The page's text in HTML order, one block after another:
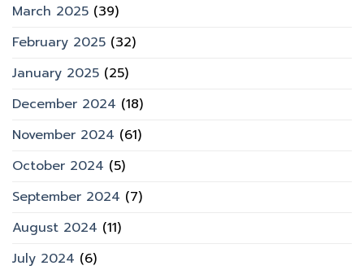
March 2025 (39)
February 2025 (32)
January 2025 (25)
December 2024 (18)
November 2024 (61)
October 2024 (5)
September 2024 (7)
August 2024 (11)
July 2024 (6)